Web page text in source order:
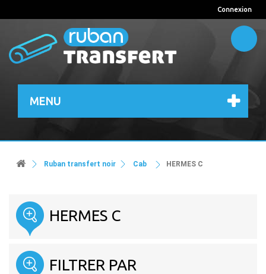
Connexion
MENU
Ruban transfert noir Cab HERMES C
HERMES C
FILTRER PAR